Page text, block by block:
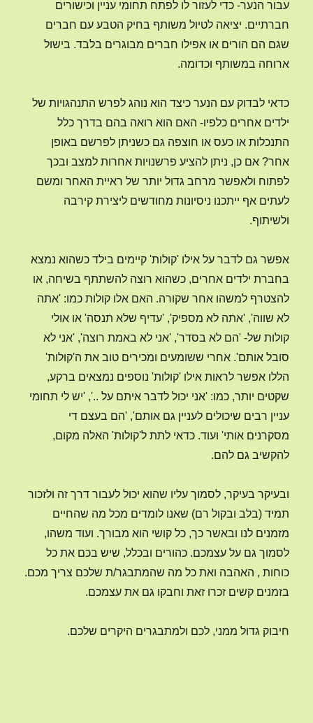
עבור הנער- כדי לעזור לו לפתח תחומי עניין וכישורים
חברתיים. יציאה לטיול משותף בחיק הטבע עם חברים
שגם הם הורים או אפילו חברים מבוגרים בלבד. בישול
ארוחה במשותף וכדומה.
כדאי לבדוק עם הנער כיצד הוא נוהג לפרש התנהגויות של
ילדים אחרים כלפיו- האם הוא רואה בהם בדרך כלל
התנכלות או כעס או חוצפה גם כשניתן לפרשם באופן
אחר? אם כן, ניתן להציע פרשנויות אחרות למצב ובכך
לפתוח ולאפשר מרחב גדול יותר של ראיית האחר ומשם
לעתים אף ייתכנו ניסיונות מחודשים ליצירת קירבה
ולשיתוף.
אפשר גם לדבר על אילו 'קולות' קיימים בילד כשהוא נמצא
בחברת ילדים אחרים, כשהוא רוצה להשתתף בשיחה, או
להצטרף למשהו אחר שקורה. האם אלו קולות כמו: 'אתה
לא שווה', 'אתה לא מספיק', 'עדיף שלא תנסה' או אולי
קולות של- 'הם לא בסדר', 'אני לא באמת רוצה', 'אני לא
סובל אותם'. אחרי ששומעים ומכירים טוב את ה'קולות'
הללו אפשר לראות אילו 'קולות' נוספים נמצאים ברקע,
שקטים יותר, כמו: 'אני יכול לדבר איתם על ..', 'יש לי תחומי
עניין רבים שיכולים לעניין גם אותם', 'הם בעצם די
מסקרנים אותי' ועוד. כדאי לתת ל'קולות' האלה מקום,
להקשיב גם להם.
ובעיקר בעיקר, לסמוך עליו שהוא יכול לעבור דרך זה ולזכור
תמיד (בלב ובקול רם) שאנו לומדים מכל מה שהחיים
מזמנים לנו ובאשר כך, כל קושי הוא מבורך. ועוד משהו,
לסמוך גם על עצמכם. כהורים ובכלל, שיש בכם את כל
כוחות , האהבה ואת כל מה שהמתבגר/ת שלכם צריך מכם.
בזמנים קשים זכרו זאת וחבקו גם את עצמכם.
חיבוק גדול ממני, לכם ולמתבגרים היקרים שלכם.